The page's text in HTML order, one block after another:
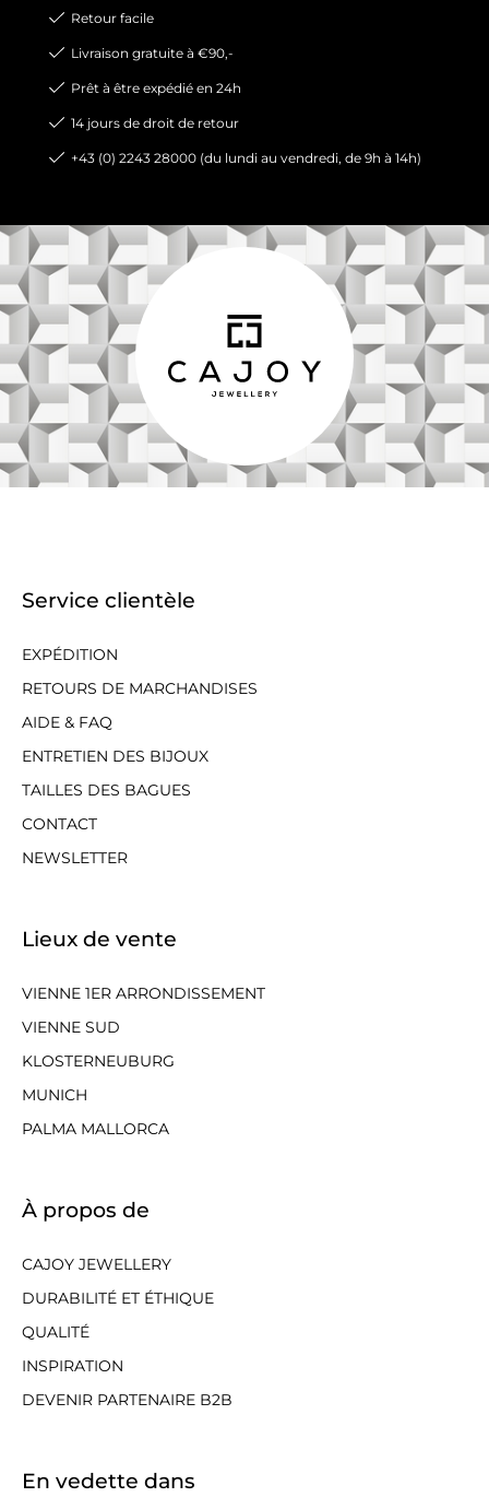
Retour facile
Livraison gratuite à €90,-
Prêt à être expédié en 24h
14 jours de droit de retour
+43 (0) 2243 28000 (du lundi au vendredi, de 9h à 14h)
Service clientèle
EXPÉDITION
RETOURS DE MARCHANDISES
AIDE & FAQ
ENTRETIEN DES BIJOUX
TAILLES DES BAGUES
CONTACT
NEWSLETTER
Lieux de vente
VIENNE 1ER ARRONDISSEMENT
VIENNE SUD
KLOSTERNEUBURG
MUNICH
PALMA MALLORCA
À propos de
CAJOY JEWELLERY
DURABILITÉ ET ÉTHIQUE
QUALITÉ
INSPIRATION
DEVENIR PARTENAIRE B2B
En vedette dans